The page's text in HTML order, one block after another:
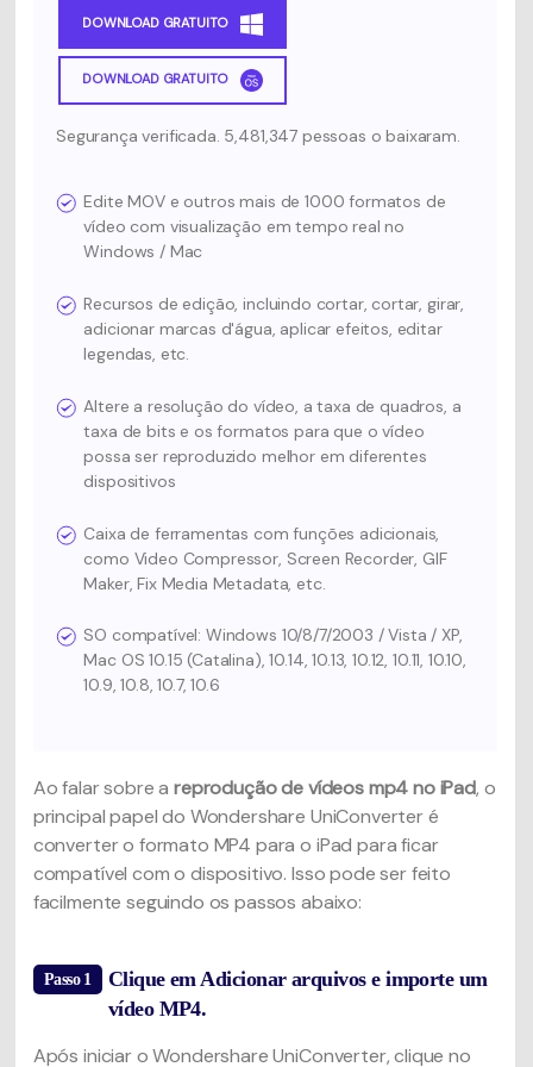
DOWNLOAD GRATUITO
DOWNLOAD GRATUITO
Segurança verificada. 5,481,347 pessoas o baixaram.
Edite MOV e outros mais de 1000 formatos de
vídeo com visualização em tempo real no
Windows / Mac
Recursos de edição, incluindo cortar, cortar, girar,
adicionar marcas d'água, aplicar efeitos, editar
legendas, etc.
Altere a resolução do vídeo, a taxa de quadros, a
taxa de bits e os formatos para que o vídeo
possa ser reproduzido melhor em diferentes
dispositivos
Caixa de ferramentas com funções adicionais,
como Video Compressor, Screen Recorder, GIF
Maker, Fix Media Metadata, etc.
SO compatível: Windows 10/8/7/2003 / Vista / XP,
Mac OS 10.15 (Catalina), 10.14, 10.13, 10.12, 10.11, 10.10,
10.9, 10.8, 10.7, 10.6
Ao falar sobre areprodução de vídeos mp4 no iPad, o
principal papel do Wondershare UniConverter é
converter o formato MP4 para o iPad para ficar
compatível com o dispositivo. Isso pode ser feito
facilmente seguindo os passos abaixo:
Passo 1
Clique em Adicionar arquivos e importe um
vídeo MP4.
Após iniciar o Wondershare UniConverter, clique no